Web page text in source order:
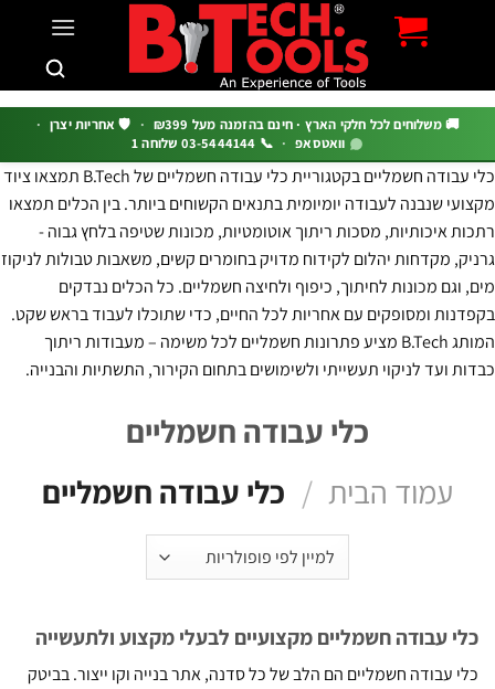
משלוחים לכל חלקי הארץ · חינם בהזמנה מעל ₪399 · 🛡️ אחריות יצרן ·
וואטסאפ · 📞 03-5444144 שלוחה 1
כלי עבודה חשמליים בקטגוריית כלי עבודה חשמליים של B.Tech תמצאו ציוד
שנבנה לעבודה יומיומית בתנאים הקשוחים ביותר. בין הכלים תמצאו
מסכות ריתוך אוטומטיות, מכונות שטיפה בלחץ גבוה -
מקדחות יהלום לקידוח מדויק בחומרים קשים, משאבות טבולות לניקוז
מכונות לחיתוך, כיפוף ולחיצה חשמליים. כל הכלים נבדקים
ומסופקים עם אחריות לכל החיים, כדי שתוכלו לעבוד בראש שקט.
המותג B.Tech מציע פתרונות חשמליים לכל משימה – מעבודות ריתוך
לניקוי תעשייתי ולשימושים בתחום הקירור, התשתיות והבנייה.
כלי עבודה חשמליים
עמוד הבית / כלי עבודה חשמליים
עבודה חשמליים מקצועיים לבעלי מקצוע ולתעשייה
חשמליים הם הלב של כל סדנה, אתר בנייה וקו ייצור. בביטק